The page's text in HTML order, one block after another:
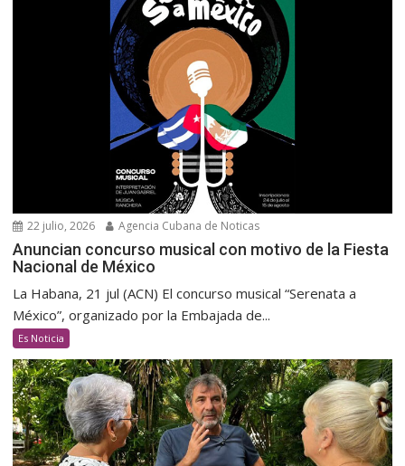
22 julio, 2026 Agencia Cubana de Noticas
Anuncian concurso musical con motivo de la Fiesta
Nacional de México
La Habana, 21 jul (ACN) El concurso musical “Serenata a
México”, organizado por la Embajada de...
Es Noticia